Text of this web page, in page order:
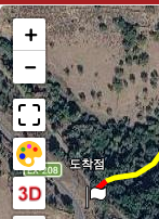
도착점
+
−